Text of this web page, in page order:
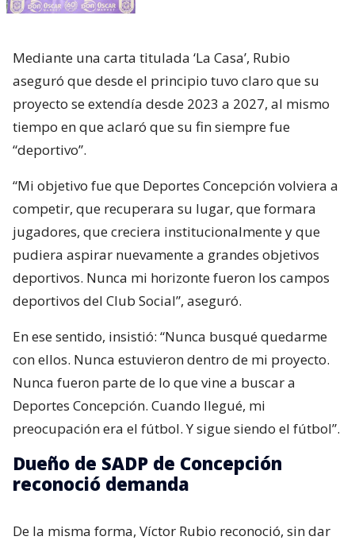
Mediante una carta titulada ‘La Casa’, Rubio
aseguró que desde el principio tuvo claro que su
proyecto se extendía desde 2023 a 2027, al mismo
tiempo en que aclaró que su fin siempre fue
“deportivo”.
“Mi objetivo fue que Deportes Concepción volviera a
competir, que recuperara su lugar, que formara
jugadores, que creciera institucionalmente y que
pudiera aspirar nuevamente a grandes objetivos
deportivos. Nunca mi horizonte fueron los campos
deportivos del Club Social”, aseguró.
En ese sentido, insistió: “Nunca busqué quedarme
con ellos. Nunca estuvieron dentro de mi proyecto.
Nunca fueron parte de lo que vine a buscar a
Deportes Concepción. Cuando llegué, mi
preocupación era el fútbol. Y sigue siendo el fútbol”.
Dueño de SADP de Concepción
reconoció demanda
De la misma forma, Víctor Rubio reconoció, sin dar